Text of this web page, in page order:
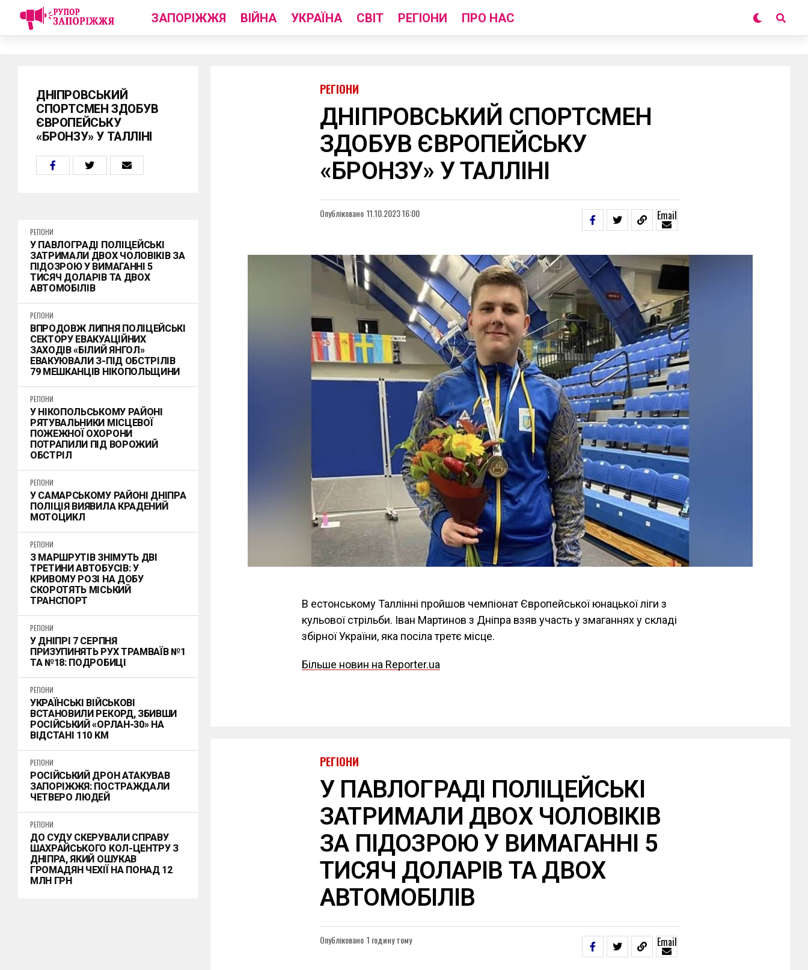
ЗАПОРІЖЖЯ ВІЙНА УКРАЇНА СВІТ РЕГІОНИ ПРО НАС
ДНІПРОВСЬКИЙ
СПОРТСМЕН ЗДОБУВ
ЄВРОПЕЙСЬКУ
«БРОНЗУ» У ТАЛЛІНІ
РЕГІОНИ
У ПАВЛОГРАДІ ПОЛІЦЕЙСЬКІ
ЗАТРИМАЛИ ДВОХ ЧОЛОВІКІВ ЗА
ПІДОЗРОЮ У ВИМАГАННІ 5
ТИСЯЧ ДОЛАРІВ ТА ДВОХ
АВТОМОБІЛІВ
РЕГІОНИ
ВПРОДОВЖ ЛИПНЯ ПОЛІЦЕЙСЬКІ
СЕКТОРУ ЕВАКУАЦІЙНИХ
ЗАХОДІВ «БІЛИЙ ЯНГОЛ»
ЕВАКУЮВАЛИ З-ПІД ОБСТРІЛІВ
79 МЕШКАНЦІВ НІКОПОЛЬЩИНИ
РЕГІОНИ
У НІКОПОЛЬСЬКОМУ РАЙОНІ
РЯТУВАЛЬНИКИ МІСЦЕВОЇ
ПОЖЕЖНОЇ ОХОРОНИ
ПОТРАПИЛИ ПІД ВОРОЖИЙ
ОБСТРІЛ
РЕГІОНИ
У САМАРСЬКОМУ РАЙОНІ ДНІПРА
ПОЛІЦІЯ ВИЯВИЛА КРАДЕНИЙ
МОТОЦИКЛ
РЕГІОНИ
З МАРШРУТІВ ЗНІМУТЬ ДВІ
ТРЕТИНИ АВТОБУСІВ: У
КРИВОМУ РОЗІ НА ДОБУ
СКОРОТЯТЬ МІСЬКИЙ
ТРАНСПОРТ
РЕГІОНИ
У ДНІПРІ 7 СЕРПНЯ
ПРИЗУПИНЯТЬ РУХ ТРАМВАЇВ №1
ТА №18: ПОДРОБИЦІ
РЕГІОНИ
УКРАЇНСЬКІ ВІЙСЬКОВІ
ВСТАНОВИЛИ РЕКОРД, ЗБИВШИ
РОСІЙСЬКИЙ «ОРЛАН-30» НА
ВІДСТАНІ 110 КМ
РЕГІОНИ
РОСІЙСЬКИЙ ДРОН АТАКУВАВ
ЗАПОРІЖЖЯ: ПОСТРАЖДАЛИ
ЧЕТВЕРО ЛЮДЕЙ
РЕГІОНИ
ДО СУДУ СКЕРУВАЛИ СПРАВУ
ШАХРАЙСЬКОГО КОЛ-ЦЕНТРУ З
ДНІПРА, ЯКИЙ ОШУКАВ
ГРОМАДЯН ЧЕХІЇ НА ПОНАД 12
МЛН ГРН
РЕГІОНИ
ДНІПРОВСЬКИЙ СПОРТСМЕН
ЗДОБУВ ЄВРОПЕЙСЬКУ
«БРОНЗУ» У ТАЛЛІНІ
Опубліковано 11.10.2023 16:00 Email
В естонському Таллінні пройшов чемпіонат Європейської юнацької ліги з
кульової стрільби. Іван Мартинов з Дніпра взяв участь у змаганнях у складі
збірної України, яка посіла третє місце.
Більше новин на Reporter.ua
РЕГІОНИ
У ПАВЛОГРАДІ ПОЛІЦЕЙСЬКІ
ЗАТРИМАЛИ ДВОХ ЧОЛОВІКІВ
ЗА ПІДОЗРОЮ У ВИМАГАННІ 5
ТИСЯЧ ДОЛАРІВ ТА ДВОХ
АВТОМОБІЛІВ
Опубліковано 1 годину тому Email